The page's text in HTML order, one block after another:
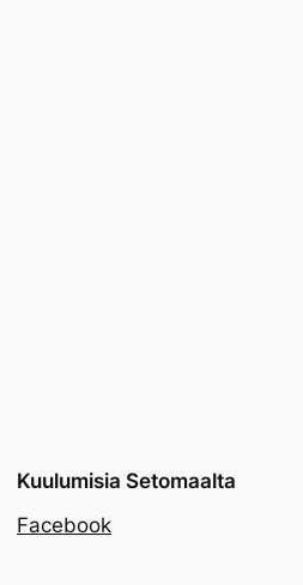
Kuulumisia Setomaalta
Facebook